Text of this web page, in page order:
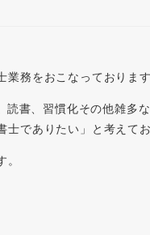
務をおこなっております
書、習慣化その他雑多
でありたい」と考えてお